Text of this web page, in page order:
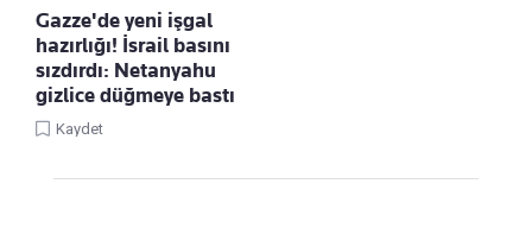
Gazze'de yeni işgal
hazırlığı! İsrail basını
sızdırdı: Netanyahu
gizlice düğmeye bastı
Kaydet